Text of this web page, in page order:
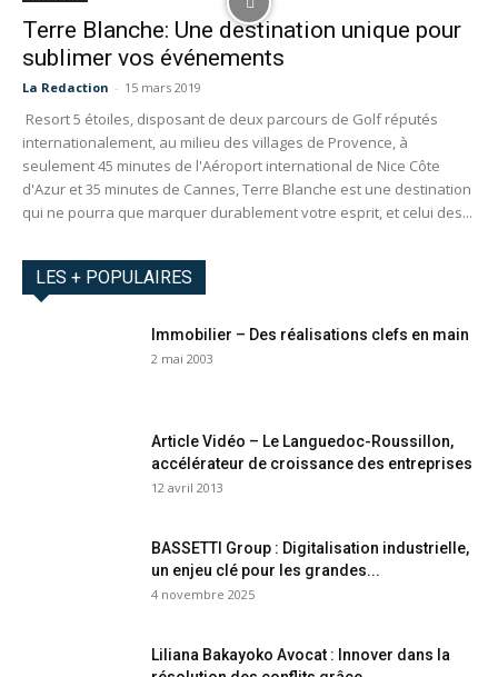
Terre Blanche: Une destination unique pour
sublimer vos événements
La Redaction - 15 mars 2019
Resort 5 étoiles, disposant de deux parcours de Golf réputés
internationalement, au milieu des villages de Provence, à
seulement 45 minutes de l'Aéroport international de Nice Côte
d'Azur et 35 minutes de Cannes, Terre Blanche est une destination
qui ne pourra que marquer durablement votre esprit, et celui des...
LES + POPULAIRES
Immobilier – Des réalisations clefs en main
2 mai 2003
Article Vidéo – Le Languedoc-Roussillon,
accélérateur de croissance des entreprises
12 avril 2013
BASSETTI Group : Digitalisation industrielle,
un enjeu clé pour les grandes...
4 novembre 2025
Liliana Bakayoko Avocat : Innover dans la